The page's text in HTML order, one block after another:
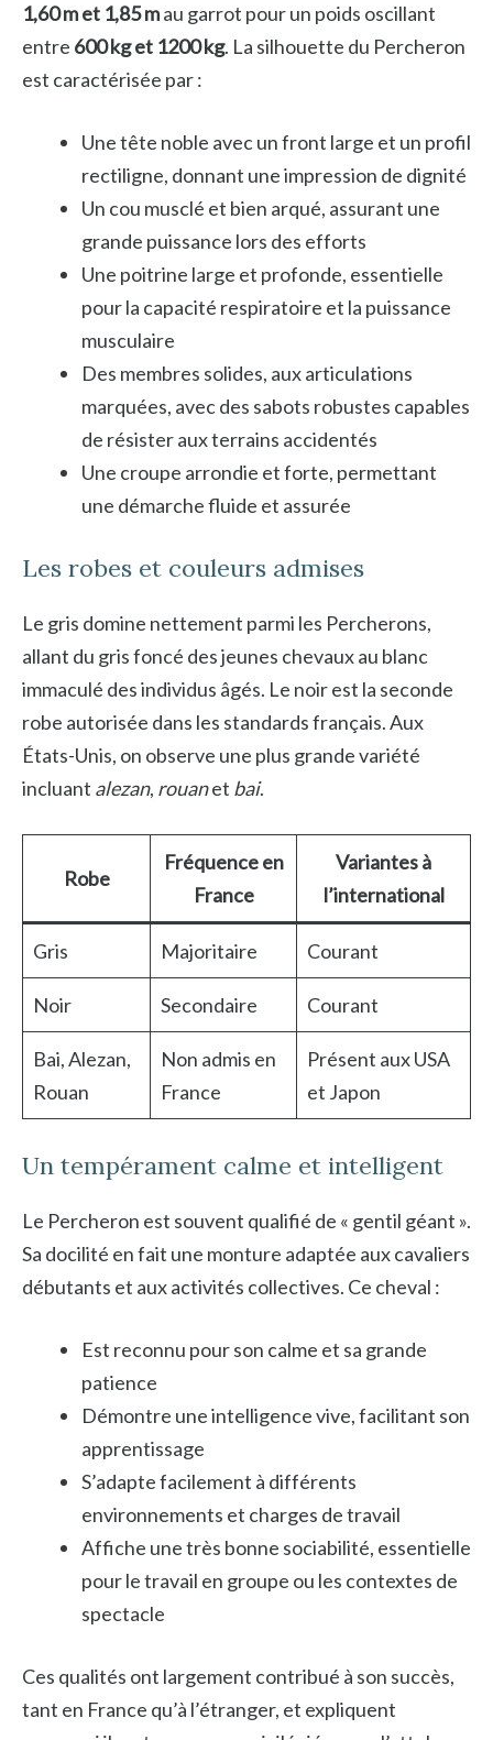
1,60 m et 1,85 mau garrot pour un poids oscillant
entre 600 kg et 1200 kg. La silhouette du Percheron
est caractérisée par :
Une tête noble avec un front large et un profil
rectiligne, donnant une impression de dignité
Un cou musclé et bien arqué, assurant une
grande puissance lors des efforts
Une poitrine large et profonde, essentielle
pour la capacité respiratoire et la puissance
musculaire
Des membres solides, aux articulations
marquées, avec des sabots robustes capables
de résister aux terrains accidentés
Une croupe arrondie et forte, permettant
une démarche fluide et assurée
Les robes et couleurs admises
Le gris domine nettement parmi les Percherons,
allant du gris foncé des jeunes chevaux au blanc
immaculé des individus âgés. Le noir est la seconde
robe autorisée dans les standards français. Aux
États-Unis, on observe une plus grande variété
incluant alezan, rouanet bai.
Robe
Fréquence en
France
Variantes à
l’international
Gris Majoritaire Courant
Noir Secondaire Courant
Bai, Alezan,
Rouan
Non admis en
France
Présent aux USA
et Japon
Un tempérament calme et intelligent
Le Percheron est souvent qualifié de « gentil géant ».
Sa docilité en fait une monture adaptée aux cavaliers
débutants et aux activités collectives. Ce cheval :
Est reconnu pour son calme et sa grande
patience
Démontre une intelligence vive, facilitant son
apprentissage
S’adapte facilement à différents
environnements et charges de travail
Affiche une très bonne sociabilité, essentielle
pour le travail en groupe ou les contextes de
spectacle
Ces qualités ont largement contribué à son succès,
tant en France qu’à l’étranger, et expliquent